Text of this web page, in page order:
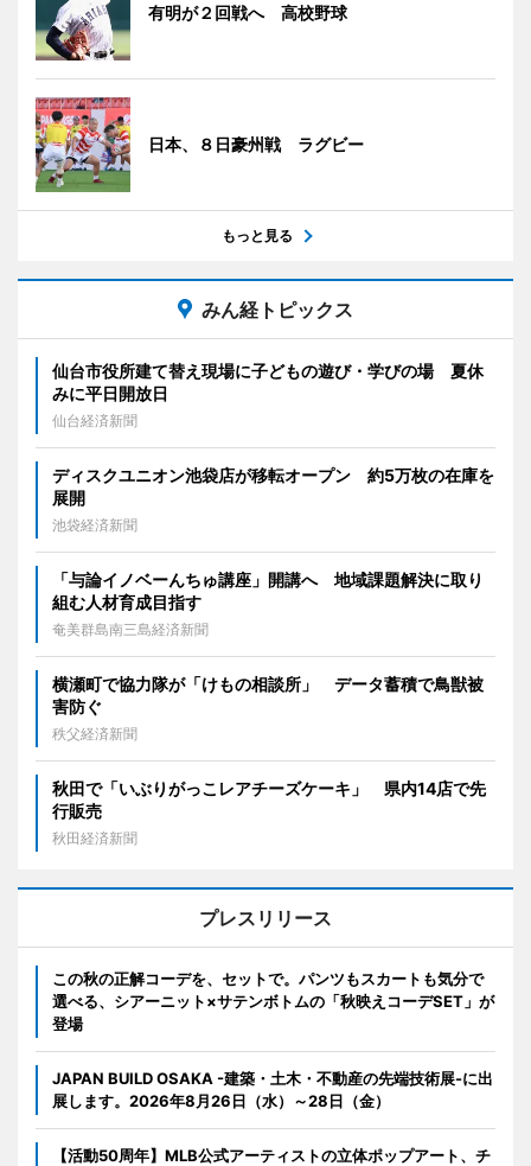
有明が２回戦へ 高校野球
日本、８日豪州戦 ラグビー
もっと見る
みん経トピックス
仙台市役所建て替え現場に子どもの遊び・学びの場 夏休
みに平日開放日
仙台経済新聞
ディスクユニオン池袋店が移転オープン 約5万枚の在庫を
展開
池袋経済新聞
「与論イノベーんちゅ講座」開講へ 地域課題解決に取り
組む人材育成目指す
奄美群島南三島経済新聞
横瀬町で協力隊が「けもの相談所」 データ蓄積で鳥獣被
害防ぐ
秩父経済新聞
秋田で「いぶりがっこレアチーズケーキ」 県内14店で先
行販売
秋田経済新聞
プレスリリース
この秋の正解コーデを、セットで。パンツもスカートも気分で
選べる、シアーニット×サテンボトムの「秋映えコーデSET」が
登場
JAPAN BUILD OSAKA -建築・土木・不動産の先端技術展-に出
展します。2026年8月26日（水）～28日（金）
【活動50周年】MLB公式アーティストの立体ポップアート、チ